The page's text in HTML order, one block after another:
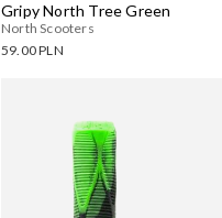
Gripy North Tree Green
North Scooters
59.00 PLN
Wczytywanie....